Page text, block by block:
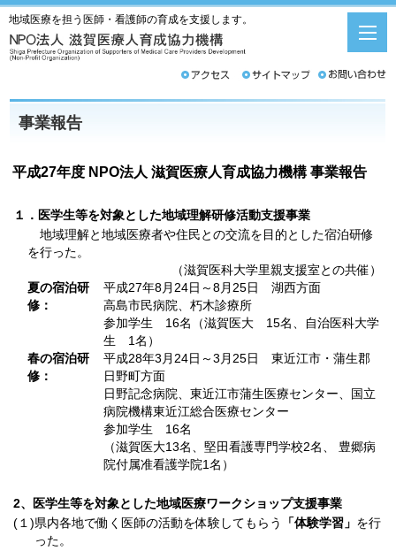
地域医療を担う医師・看護師の育成を支援します。
事業報告
平成27年度 NPO法人 滋賀医療人育成協力機構 事業報告
１．医学生等を対象とした地域理解研修活動支援事業
地域理解と地域医療者や住民との交流を目的とした宿泊研修
を行った。
（滋賀医科大学里親支援室との共催）
夏の宿泊研
修：
平成27年8月24日～8月25日 湖西方面
高島市民病院、朽木診療所
参加学生 16名（滋賀医大 15名、自治医科大学
生 1名）
春の宿泊研
修：
平成28年3月24日～3月25日 東近江市・蒲生郡
日野町方面
日野記念病院、東近江市蒲生医療センター、国立
病院機構東近江総合医療センター
参加学生 16名
（滋賀医大13名、堅田看護専門学校2名、 豊郷病
院付属准看護学院1名）
2、医学生等を対象とした地域医療ワークショップ支援事業
(１)県内各地で働く医師の活動を体験してもらう 「体験学習」 を行
った。